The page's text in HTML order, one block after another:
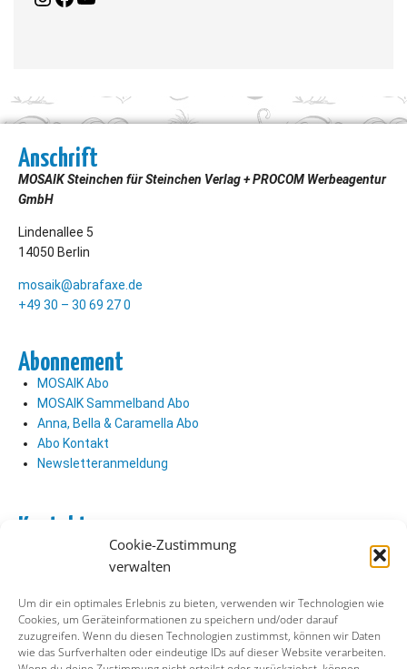
Cookie-Zustimmung
verwalten
Um dir ein optimales Erlebnis zu bieten, verwenden wir Technologien wie
Cookies, um Geräteinformationen zu speichern und/oder darauf
zuzugreifen. Wenn du diesen Technologien zustimmst, können wir Daten
wie das Surfverhalten oder eindeutige IDs auf dieser Website verarbeiten.
Anschrift
MOSAIK Steinchen für Steinchen Verlag + PROCOM Werbeagentur
GmbH
Lindenallee 5
14050 Berlin
mosaik@abrafaxe.de
+49 30 – 30 69 27 0
Abonnement
MOSAIK Abo
MOSAIK Sammelband Abo
Anna, Bella & Caramella Abo
Abo Kontakt
Newsletteranmeldung
Kontakt
Verlag Kontakt
Soziale Medien